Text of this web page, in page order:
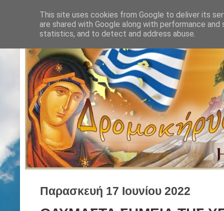
Παρασκευή 17 Ιουνίου 2022
This site uses cookies from Google to deliver its
are shared with Google along with performance
statistics, and to detect and address abuse.